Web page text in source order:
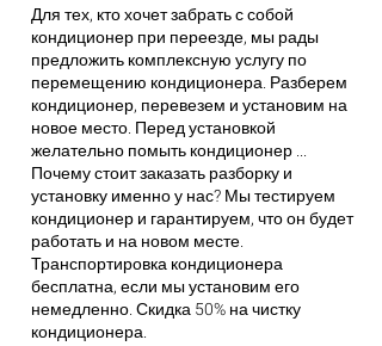
Для тех, кто хочет забрать с собой
кондиционер при переезде, мы рады
предложить комплексную услугу по
перемещению кондиционера. Разберем
кондиционер, перевезем и установим на
новое место. Перед установкой
желательно помыть кондиционер ...
Почему стоит заказать разборку и
установку именно у нас? Мы тестируем
кондиционер и гарантируем, что он будет
работать и на новом месте.
Транспортировка кондиционера
бесплатна, если мы установим его
немедленно. Скидка 50% на чистку
кондиционера.